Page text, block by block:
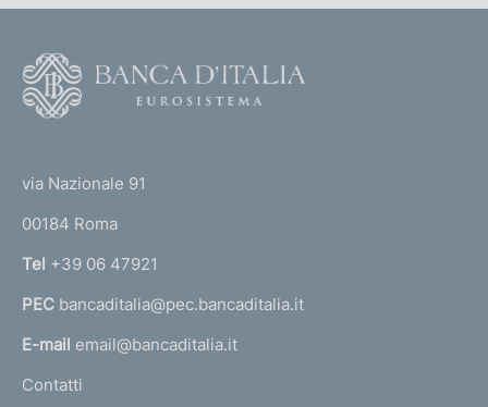
r
n
a
l
'
via Nazionale 91
00184 Roma
Tel +39 06 47921
PEC bancaditalia@pec.bancaditalia.it
E-mail email@bancaditalia.it
Contatti